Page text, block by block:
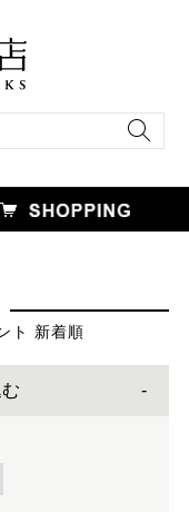
ト 新着順